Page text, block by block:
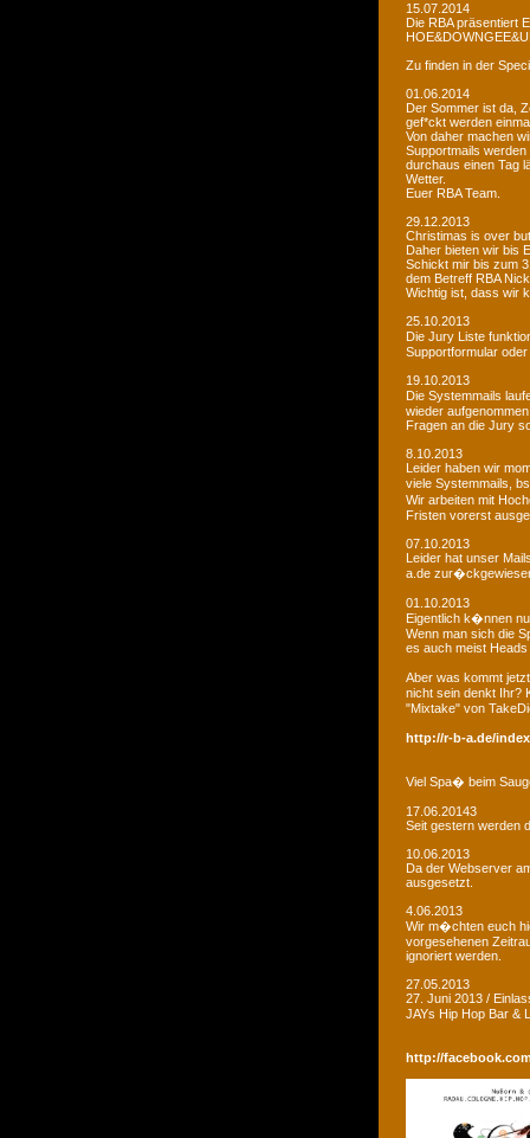
15.07.2014
Die RBA präsentiert
Zu finden in der
01.06.2014
Der Sommer ist da,
gef*ckt werden
Von daher machen
Supportmails
durchaus einen Tag
Wetter.
Euer RBA Team.
29.12.2013
Christimas is over
Daher bieten wir bis
Schickt mir bis zum
dem Betreff RBA
Wichtig ist, dass wir
25.10.2013
Die Jury Liste
Supportformular
19.10.2013
Die Systemmails
wieder
Fragen an die Jury
8.10.2013
Leider haben wir
viele Systemmails,
Wir arbeiten mit
Fristen vorerst
07.10.2013
Leider hat unser
a.de
01.10.2013
Eigentlich k�nnen
Wenn man sich die
es auch meist
Aber was kommt
nicht sein denkt Ihr?
"Mixtake" von
http://r-b-a.de/
Viel Spa� beim
17.06.20143
Seit gestern werden
10.06.2013
Da der Webserver
ausgesetzt.
4.06.2013
Wir m�chten euch
vorgesehenen
ignoriert werden.
27.05.2013
27. Juni 2013 /
JAYs Hip Hop Bar &
http://